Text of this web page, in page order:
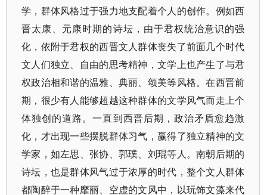
学，群体风格过于强力地支配着个人的创作。例如西
晋太康、元康时期的诗坛，由于君权统治意识的强
化，依附于君权的西晋文人群体丧失了前面几个时代
文人们独立、自由的思考精神，文学上也产生了与君
权政治相和谐的温雅、典丽、颂美等风格。在西晋前
期，很少有人能够超越这种群体的文学风气而走上个
体独创的道路。一直到西晋后期，政治矛盾愈趋激
化，才出现一些摆脱群体习气，赢得了独立精神的文
学家，如左思、张协、郭璞、刘琨等人。南朝后期的
诗坛，也是群体风气过于浓厚的时代，整个文人群体
都陶醉于一种靡丽、空虚的文风中，以玩饰文藻来代